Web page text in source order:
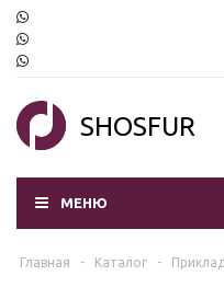
SHOSFUR
МЕНЮ
Главная - Каталог -